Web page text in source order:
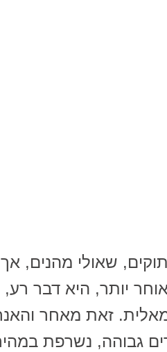
שאולי מהנים,
יותר, היא דבר רע,
זאת מאחר
גבוהה, נשרפת